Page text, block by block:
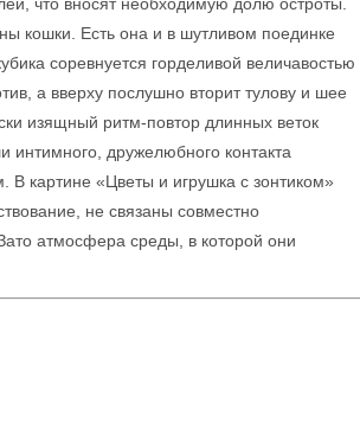
кошки. Есть она и в шутливом поединке
соревнуется горделивой величавостью
а вверху послушно вторит тулову и шее
изящный ритм-повтор длинных веток
дружелюбного контакта
картине «Цветы и игрушка с зонтиком»
не связаны совместно
атмосфера среды, в которой они